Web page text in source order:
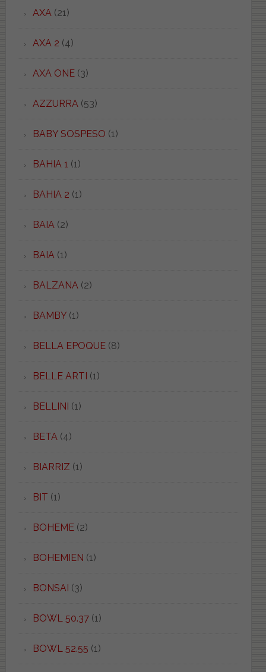
AXA(21)
AXA 2 (4)
AXA ONE(3)
AZZURRA(53)
BABY SOSPESO (1)
BAHIA 1 (1)
BAHIA 2 (1)
BAIA(2)
BAIA(1)
BALZANA(2)
BAMBY(1)
BELLA EPOQUE(8)
BELLE ARTI (1)
BELLINI (1)
BETA(4)
BIARRIZ (1)
BIT (1)
BOHEME(2)
BOHEMIEN (1)
BONSAI (3)
BOWL 50.37(1)
BOWL 52.55 (1)